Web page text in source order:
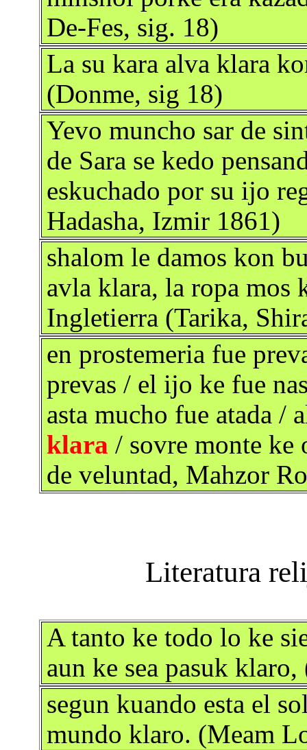
De-Fes, sig. 18)
La su kara alva klara
(Donme, sig 18)
Yevo muncho sar de
de Sara se kedo
eskuchado por su ijo
Hadasha, Izmir 1861)
shalom le damos kon
avla klara, la ropa mos
Ingletierra (Tarika,
en prostemeria fue
prevas / el ijo ke fue
asta mucho fue atada /
klara / sovre monte ke
de veluntad, Mahzor
A tanto ke todo lo ke
aun ke sea pasuk
segun kuando esta el
mundo klaro. (Meam